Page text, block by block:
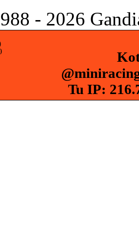
- 2026
Tu IP: